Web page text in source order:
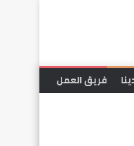
فريق العمل